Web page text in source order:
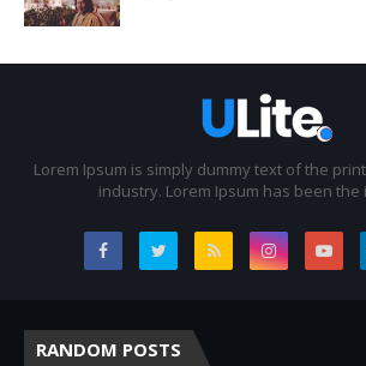
Lorem Ipsum is simply dummy text of the
industry. Lorem Ipsum has been the
RANDOM POSTS